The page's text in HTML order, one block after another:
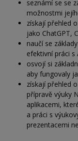
seznámí se se
možnostmi
získají přehled
jako ChatGPT,
naučí se
efektivní práci s
osvojí si
aby fungovaly
získají přehled
přípravě výuky
aplikacemi,
a práci s
prezentacemi